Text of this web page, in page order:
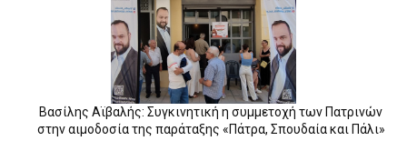
Βασίλης Αϊβαλής: Συγκινητική η συμμετοχή των Πατρινών
στην αιμοδοσία της παράταξης «Πάτρα, Σπουδαία και Πάλι»